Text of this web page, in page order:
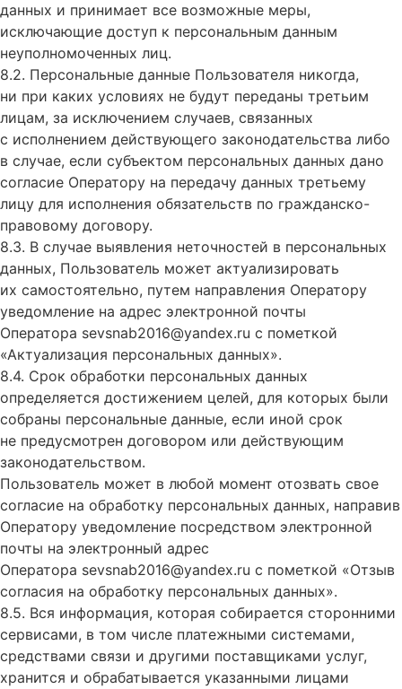
данных и принимает все возможные меры,
исключающие доступ к персональным данным
неуполномоченных лиц.
8.2. Персональные данные Пользователя никогда,
ни при каких условиях не будут переданы третьим
лицам, за исключением случаев, связанных
с исполнением действующего законодательства либо
в случае, если субъектом персональных данных дано
согласие Оператору на передачу данных третьему
лицу для исполнения обязательств по гражданско-
правовому договору.
8.3. В случае выявления неточностей в персональных
данных, Пользователь может актуализировать
их самостоятельно, путем направления Оператору
уведомление на адрес электронной почты
Оператора sevsnab2016@yandex.ru с пометкой
«Актуализация персональных данных».
8.4. Срок обработки персональных данных
определяется достижением целей, для которых были
собраны персональные данные, если иной срок
не предусмотрен договором или действующим
законодательством.
Пользователь может в любой момент отозвать свое
согласие на обработку персональных данных, направив
Оператору уведомление посредством электронной
почты на электронный адрес
Оператора sevsnab2016@yandex.ru с пометкой «Отзыв
согласия на обработку персональных данных».
8.5. Вся информация, которая собирается сторонними
сервисами, в том числе платежными системами,
средствами связи и другими поставщиками услуг,
хранится и обрабатывается указанными лицами